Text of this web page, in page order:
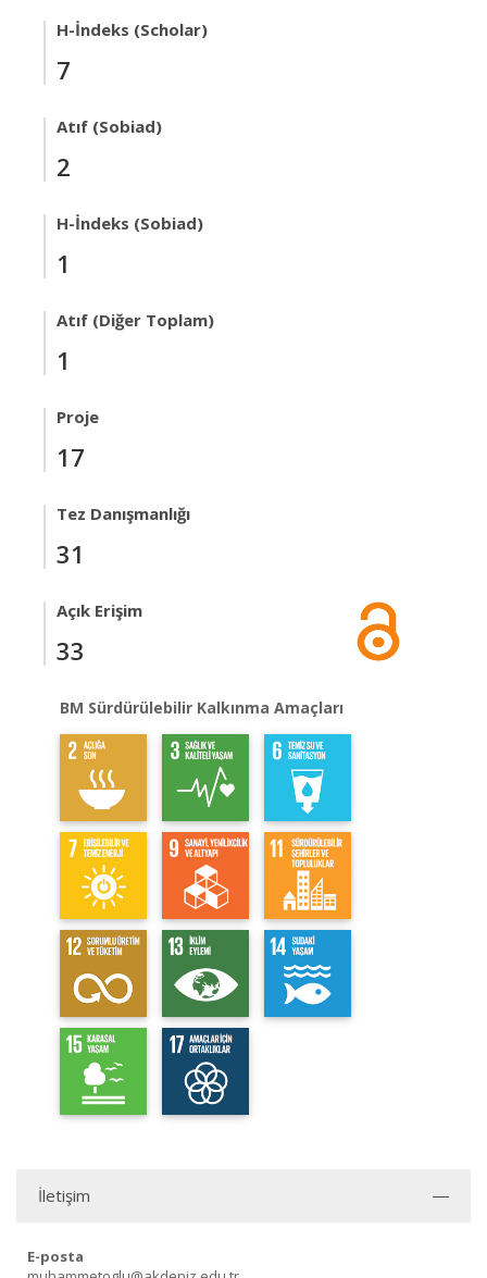
H-İndeks (Scholar)
7
Atıf (Sobiad)
2
H-İndeks (Sobiad)
1
Atıf (Diğer Toplam)
1
Proje
17
Tez Danışmanlığı
31
Açık Erişim
33
BM Sürdürülebilir Kalkınma Amaçları
İletişim
E-posta